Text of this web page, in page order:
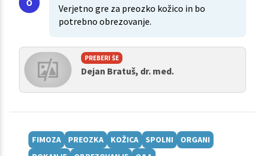
Verjetno gre za preozko kožico in bo
potrebno obrezovanje.
PREBERI ŠE
Dejan Bratuš, dr. med.
FIMOZA PREOZKA KOŽICA SPOLNI
ORGANI